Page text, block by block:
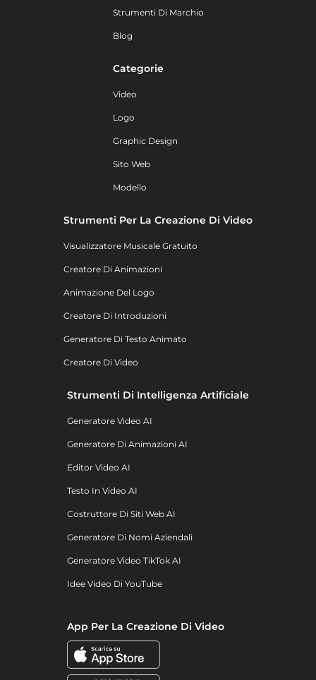
Strumenti Di Marchio
Blog
Categorie
Video
Logo
Graphic Design
Sito Web
Modello
Strumenti Per La Creazione Di Video
Visualizzatore Musicale Gratuito
Creatore Di Animazioni
Animazione Del Logo
Creatore Di Introduzioni
Generatore Di Testo Animato
Creatore Di Video
Strumenti Di Intelligenza Artificiale
Generatore Video AI
Generatore Di Animazioni AI
Editor Video AI
Testo In Video AI
Costruttore Di Siti Web AI
Generatore Di Nomi Aziendali
Generatore Video TikTok AI
Idee Video Di YouTube
App Per La Creazione Di Video